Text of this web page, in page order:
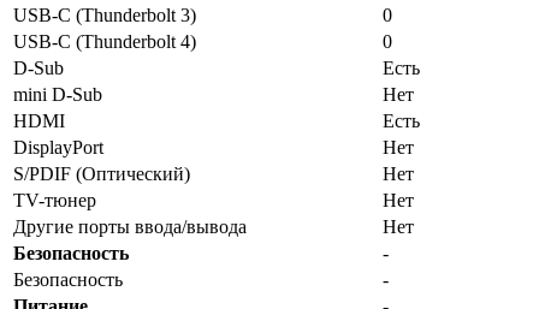
USB-C (Thunderbolt 3)
0
USB-C (Thunderbolt 4)
0
D-Sub
Есть
mini D-Sub
Нет
HDMI
Есть
DisplayPort
Нет
S/PDIF (Оптический)
Нет
TV-тюнер
Нет
Другие порты ввода/вывода
Нет
Безопасность
-
Безопасность
-